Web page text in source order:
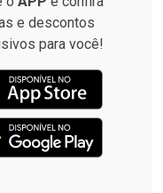
e descontos
para você!